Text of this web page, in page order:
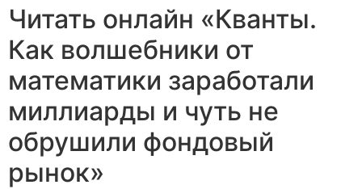
Читать онлайн «Кванты.
Как волшебники от
математики заработали
миллиарды и чуть не
обрушили фондовый
рынок»